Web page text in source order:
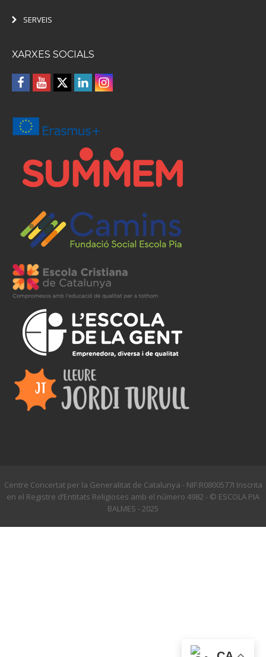
SERVEIS
XARXES SOCIALS
Centre Concertat per la Generalitat de Catalunya - NIF:R0800577I Inscrita
en el Registre d’Entitats Religioses amb el número 4982 - © ESCOLA PIA
BALMES - 2025